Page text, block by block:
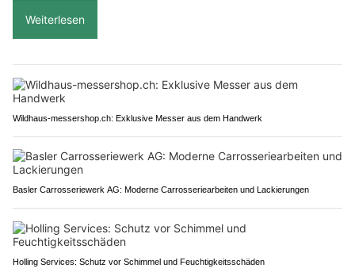
Weiterlesen
Wildhaus-messershop.ch: Exklusive Messer aus dem Handwerk
Basler Carrosseriewerk AG: Moderne Carrosseriearbeiten und Lackierungen
Holling Services: Schutz vor Schimmel und Feuchtigkeitsschäden